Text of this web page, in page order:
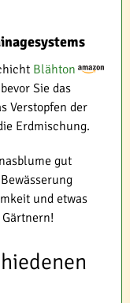
Blähton
Sie das
Verstopfen der
Erdmischung.
gut
und etwas